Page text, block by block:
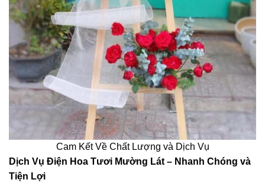
Cam Kết Về Chất Lượng và Dịch Vụ
Dịch Vụ Điện Hoa Tươi Mường Lát – Nhanh Chóng và
Tiện Lợi